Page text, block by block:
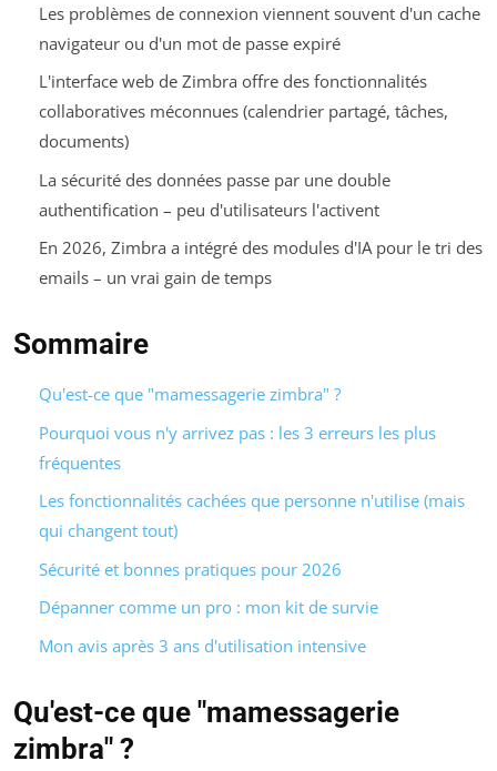
Les problèmes de connexion viennent souvent d'un cache
navigateur ou d'un mot de passe expiré
L'interface web de Zimbra offre des fonctionnalités
collaboratives méconnues (calendrier partagé, tâches,
documents)
La sécurité des données passe par une double
authentification – peu d'utilisateurs l'activent
En 2026, Zimbra a intégré des modules d'IA pour le tri des
emails – un vrai gain de temps
Sommaire
Qu'est-ce que "mamessagerie zimbra" ?
Pourquoi vous n'y arrivez pas : les 3 erreurs les plus
fréquentes
Les fonctionnalités cachées que personne n'utilise (mais
qui changent tout)
Sécurité et bonnes pratiques pour 2026
Dépanner comme un pro : mon kit de survie
Mon avis après 3 ans d'utilisation intensive
Qu'est-ce que "mamessagerie
zimbra" ?